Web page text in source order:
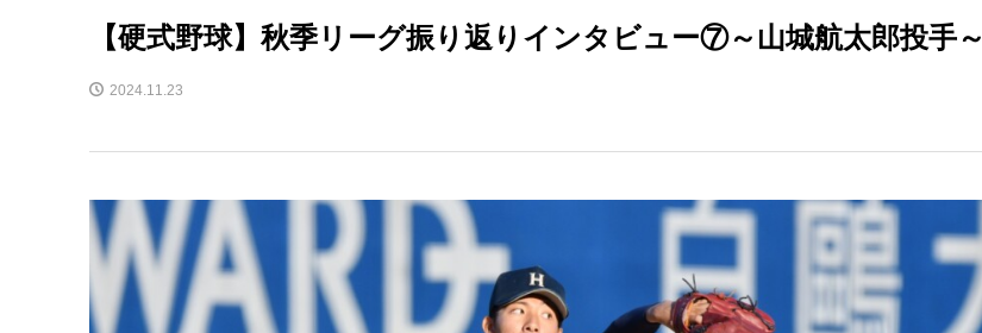
【硬式野球】秋季リーグ振り返りインタビュー⑦～山城航太郎投手～
2024.11.23